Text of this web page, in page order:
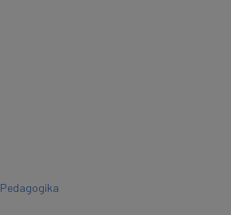
Pedagogika